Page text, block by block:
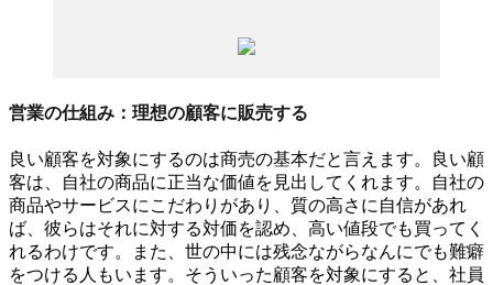
営業の仕組み：理想の顧客に販売する
良い顧客を対象にするのは商売の基本だと言えます。良い顧
客は、自社の商品に正当な価値を見出してくれます。自社の
商品やサービスにこだわりがあり、質の高さに自信があれ
ば、彼らはそれに対する対価を認め、高い値段でも買ってく
れるわけです。また、世の中には残念ながらなんにでも難癖
をつける人もいます。そういった顧客を対象にすると、社員